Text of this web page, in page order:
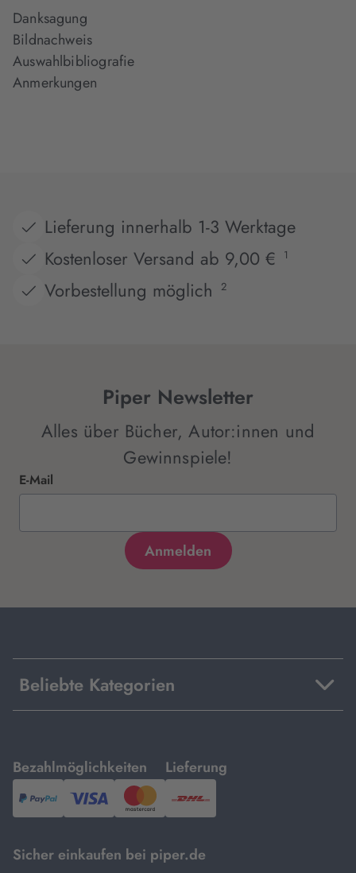
Danksagung
Bildnachweis
Auswahlbibliografie
Anmerkungen
Lieferung innerhalb 1-3 Werktage
Kostenloser Versand ab 9,00 €
1
Vorbestellung möglich 2
Piper Newsletter
Alles über Bücher, Autor:innen und
Gewinnspiele!
E-Mail
Beliebte Kategorien
Bezahlmöglichkeiten
mit
PayPal,Visa
und
Lieferung
mit
DHL.
Sicher einkaufen bei piper.de